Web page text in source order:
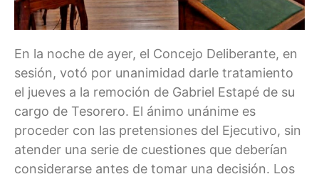
En la noche de ayer, el Concejo Deliberante, en
sesión, votó por unanimidad darle tratamiento
el jueves a la remoción de Gabriel Estapé de su
cargo de Tesorero. El ánimo unánime es
proceder con las pretensiones del Ejecutivo, sin
atender una serie de cuestiones que deberían
considerarse antes de tomar una decisión. Los